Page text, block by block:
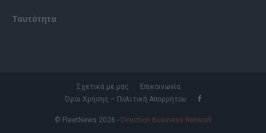
Ταυτότητα
Σχετικά με μας
Επικοινωνία
Όροι Χρήσης – Πολιτική Απορρήτου
© FleetNews 2026 - Direction Business Network